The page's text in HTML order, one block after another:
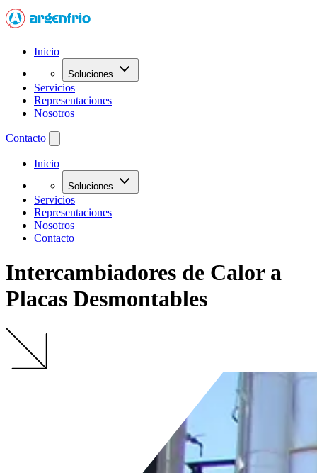
Inicio
Soluciones
Servicios
Representaciones
Nosotros
Contacto
Inicio
Soluciones
Servicios
Representaciones
Nosotros
Contacto
Intercambiadores de Calor a
Placas Desmontables